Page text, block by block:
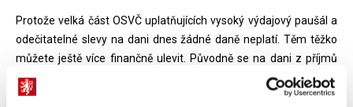
Protože velká část OSVČ uplatňujících vysoký výdajový paušál a
odečitatelné slevy na dani dnes žádné daně neplatí. Těm těžko
můžete ještě více finančně ulevit. Původně se na dani z příjmů
počítalo s 500 korunami, nakonec je to jen symbolická stokoruna.
Jsem přesvědčená, že jsme zvolili správné nastavení paušální